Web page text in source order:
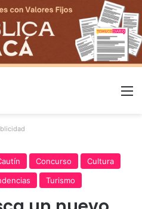
Concurso
Cultura
Turismo